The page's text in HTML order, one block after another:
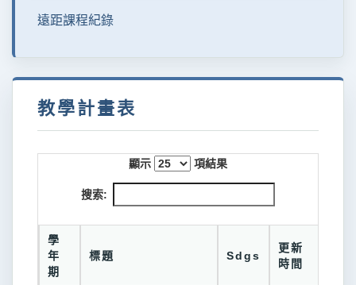
遠距課程紀錄
教學計畫表
顯示 項結果
搜索:
學
年
期
標題 Sdgs
更新
時間